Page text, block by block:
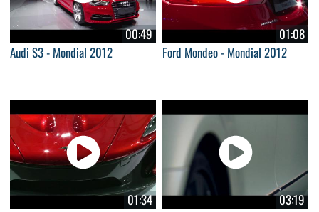
00:49
Audi S3 - Mondial 2012
01:08
Ford Mondeo - Mondial 2012
01:34
03:19